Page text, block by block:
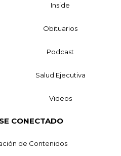
Inside
Obituarios
Podcast
Salud Ejecutiva
Videos
CONECTADO
de Contenidos